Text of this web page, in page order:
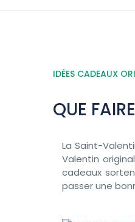
IDÉES CADEAUX
QUE
La Saint-
Valentin
cadeaux
passer une